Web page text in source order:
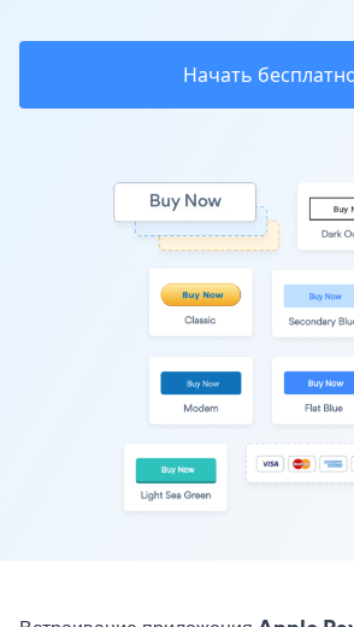
Начать